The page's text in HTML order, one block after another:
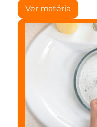
Ver matéria